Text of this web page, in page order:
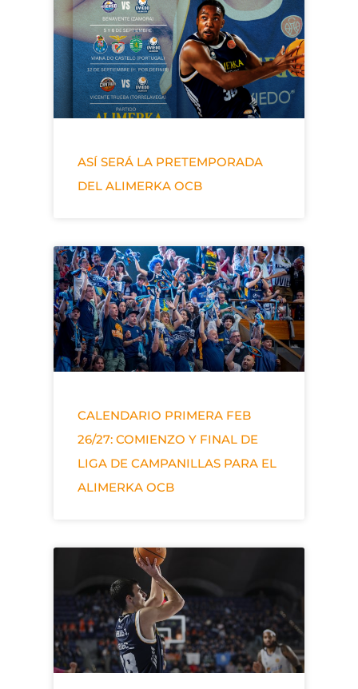
ASÍ SERÁ LA PRETEMPORADA
DEL ALIMERKA OCB
CALENDARIO PRIMERA FEB
26/27: COMIENZO Y FINAL DE
LIGA DE CAMPANILLAS PARA EL
ALIMERKA OCB